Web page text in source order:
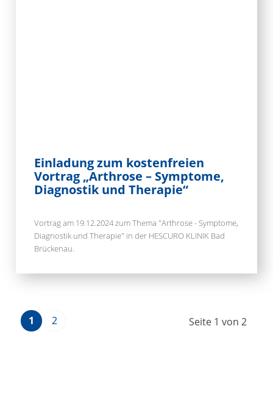
Einladung zum kostenfreien
Vortrag „Arthrose – Symptome,
Diagnostik und Therapie“
Vortrag am 19.12.2024 zum Thema "Arthrose - Symptome,
Diagnostik und Therapie" in der HESCURO KLINIK Bad
Brückenau.
Seite 1 von 2
1 2